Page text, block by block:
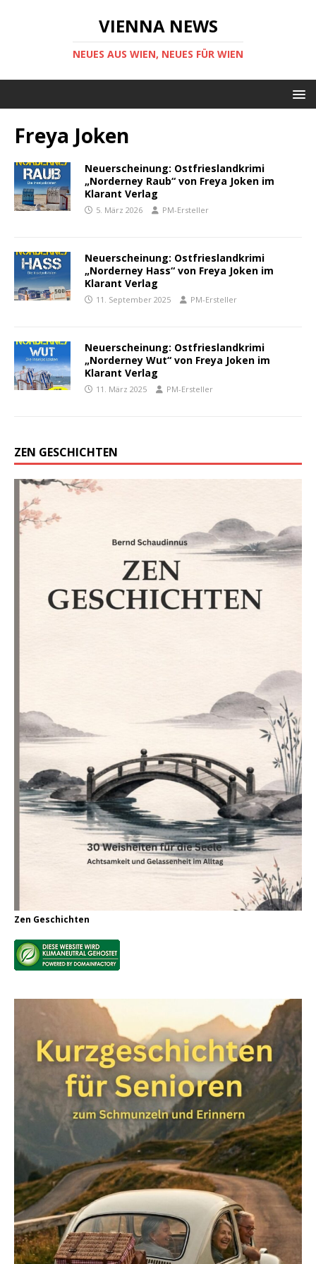
VIENNA NEWS
NEUES AUS WIEN, NEUES FÜR WIEN
Freya Joken
Neuerscheinung: Ostfrieslandkrimi
„Norderney Raub“ von Freya Joken im
Klarant Verlag
5. März 2026 PM-Ersteller
Neuerscheinung: Ostfrieslandkrimi
„Norderney Hass“ von Freya Joken im
Klarant Verlag
11. September 2025 PM-Ersteller
Neuerscheinung: Ostfrieslandkrimi
„Norderney Wut“ von Freya Joken im
Klarant Verlag
11. März 2025 PM-Ersteller
ZEN GESCHICHTEN
Zen Geschichten